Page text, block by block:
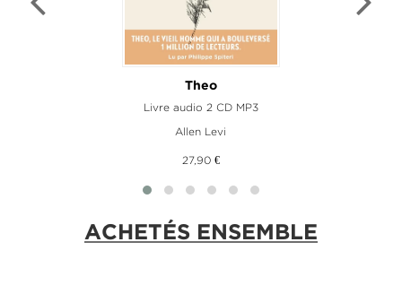
Theo
Livre audio 2 CD MP3
Allen Levi
27,90 €
ACHETÉS ENSEMBLE